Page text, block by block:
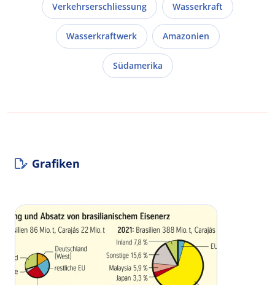
Verkehrserschliessung Wasserkraft
Wasserkraftwerk Amazonien
Südamerika
Grafiken